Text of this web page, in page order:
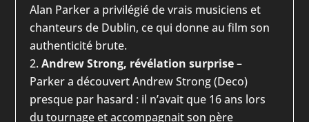
Alan Parker a privilégié de vrais musiciens et
chanteurs de Dublin, ce qui donne au film son
authenticité brute.
Andrew Strong, révélation surprise–
Parker a découvert Andrew Strong (Deco)
presque par hasard : il n’avait que 16 ans lors
du tournage et accompagnait son père